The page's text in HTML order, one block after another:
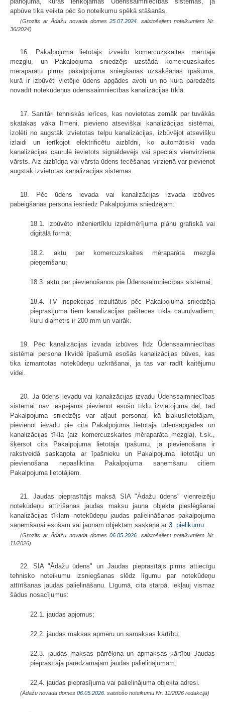
apbūve tika veikta pēc šo noteikumu spēkā stāšanās.
(Grozīts ar Ādažu novada domes25.07.2024.
saistošajiem noteikumiem Nr.
36/2024)
16. Pakalpojuma lietotājs izveido komercuzskaites mērītāja
mezglu, un Pakalpojuma sniedzējs uzstāda komercuzskaites
mēraparātu pirms pakalpojuma sniegšanas uzsākšanas īpašumā,
kurā ir izbūvēti vietējie ūdens apgādes avoti un no kura paredzēts
novadīt notekūdeņus ūdenssaimniecības kanalizācijas tīklā.
17. Sanitāri tehniskās ierīces, kas novietotas zemāk par tuvākās
skatakas vāka līmeni, pievieno atsevišķai kanalizācijas sistēmai,
izolēti no augstāk izvietotas telpu kanalizācijas, izbūvējot atsevišķu
izlaidi un ierīkojot elektrificētu aizbīdni, ko automātiski vada
kanalizācijas caurulē ievietots signāldevējs vai speciāls vienvirziena
vārsts. Aiz aizbīdņa vai vārsta ūdens tecēšanas virzienā var pievienot
augstāk izvietotas kanalizācijas sistēmas.
18. Pēc ūdens ievada vai kanalizācijas izvada izbūves
pabeigšanas persona iesniedz Pakalpojuma sniedzējam:
18.1. izbūvēto inženiertīklu izpildmērījuma plānu grafiskā vai
digitālā formā;
18.2. aktu par komercuzskaites mēraparāta mezgla
pieņemšanu;
18.3. aktu par pievienošanos pie Ūdenssaimniecības sistēmai;
18.4. TV inspekcijas rezultātus pēc Pakalpojuma sniedzēja
pieprasījuma tiem kanalizācijas pašteces tīkla cauruļvadiem,
kuru diametrs ir 200 mm un vairāk.
19. Pēc kanalizācijas izvada izbūves līdz Ūdenssaimniecības
sistēmai persona likvidē īpašumā esošās kanalizācijas būves, kas
tika izmantotas notekūdeņu uzkrāšanai, ja tas var radīt kaitējumu
videi.
20. Ja ūdens ievadu vai kanalizācijas izvadu Ūdenssaimniecības
sistēmai nav iespējams pievienot esošo tīklu izvietojuma dēļ, tad
Pakalpojuma sniedzējs var atļaut personai, kā blakuslietotājam,
pievienot ievadu pie cita Pakalpojuma lietotāja ūdensapgādes un
kanalizācijas tīkla (aiz komercuzskaites mēraparāta mezgla), t.sk.,
šķērsot cita Pakalpojuma lietotāja īpašumu, ja pievienošana ir
rakstveidā saskaņota ar īpašnieku un Pakalpojuma lietotāju un
pievienošana nepasliktina Pakalpojuma saņemšanu citiem
Pakalpojuma lietotājiem.
21. Jaudas pieprasītājs maksā SIA "Ādažu ūdens" vienreizēju
notekūdeņu attīrīšanas jaudas maksu jauna objekta pieslēgšanai
kanalizācijas tīklam notekūdeņu jaudas palielināšanas pakalpojuma
saņemšanai esošam vai jaunam objektam saskaņā ar 3. pielikumu.
(Grozīts ar Ādažu novada domes06.05.2026.
saistošajiem noteikumiem Nr.
11/2026)
22. SIA "Ādažu ūdens" un Jaudas pieprasītājs pirms attiecīgu
tehnisko noteikumu izsniegšanas slēdz līgumu par notekūdeņu
attīrīšanas jaudas palielināšanu. Līgumā, cita starpā, iekļauj vismaz
šādus nosacījumus:
22.1. jaudas apjomus;
22.2. jaudas maksas apmēru un samaksas kārtību;
22.3. jaudas maksas pārrēķina un apmaksas kārtību Jaudas
pieprasītāja paredzamajam jaudas palielinājumam;
22.4. jaudas pieprasījuma vai palielinājuma objekta adresi.
(Ādažu novada domes 06.05.2026. saistošo noteikumu Nr. 11/2026 redakcijā)